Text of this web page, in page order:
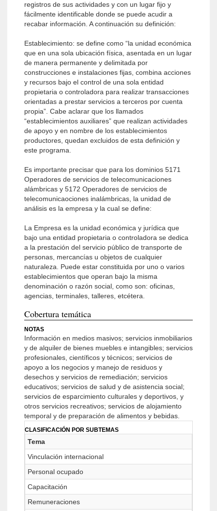
registros de sus actividades y con un lugar fijo y
fácilmente identificable donde se puede acudir a
recabar información. A continuación su definición:
Establecimiento: se define como “la unidad económica
que en una sola ubicación física, asentada en un lugar
de manera permanente y delimitada por
construcciones e instalaciones fijas, combina acciones
y recursos bajo el control de una sola entidad
propietaria o controladora para realizar transacciones
orientadas a prestar servicios a terceros por cuenta
propia”. Cabe aclarar que los llamados
“establecimientos auxiliares” que realizan actividades
de apoyo y en nombre de los establecimientos
productores, quedan excluidos de esta definición y
este programa.
Es importante precisar que para los dominios 5171
Operadores de servicios de telecomunicaciones
alámbricas y 5172 Operadores de servicios de
telecomunicaociones inalámbricas, la unidad de
análisis es la empresa y la cual se define:
La Empresa es la unidad económica y jurídica que
bajo una entidad propietaria o controladora se dedica
a la prestación del servicio público de transporte de
personas, mercancías u objetos de cualquier
naturaleza. Puede estar constituida por uno o varios
establecimientos que operan bajo la misma
denominación o razón social, como son: oficinas,
agencias, terminales, talleres, etcétera.
Cobertura temática
NOTAS
Información en medios masivos; servicios inmobiliarios
y de alquiler de bienes muebles e intangibles; servicios
profesionales, científicos y técnicos; servicios de
apoyo a los negocios y manejo de residuos y
desechos y servicios de remediación; servicios
educativos; servicios de salud y de asistencia social;
servicios de esparcimiento culturales y deportivos, y
otros servicios recreativos; servicios de alojamiento
temporal y de preparación de alimentos y bebidas.
CLASIFICACIÓN POR SUBTEMAS
Tema
Vinculación internacional
Personal ocupado
Capacitación
Remuneraciones